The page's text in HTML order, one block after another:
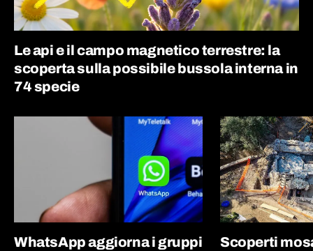
Le api e il campo magnetico terrestre: la
scoperta sulla possibile bussola interna in
74 specie
WhatsApp aggiorna i gruppi
Scoperti